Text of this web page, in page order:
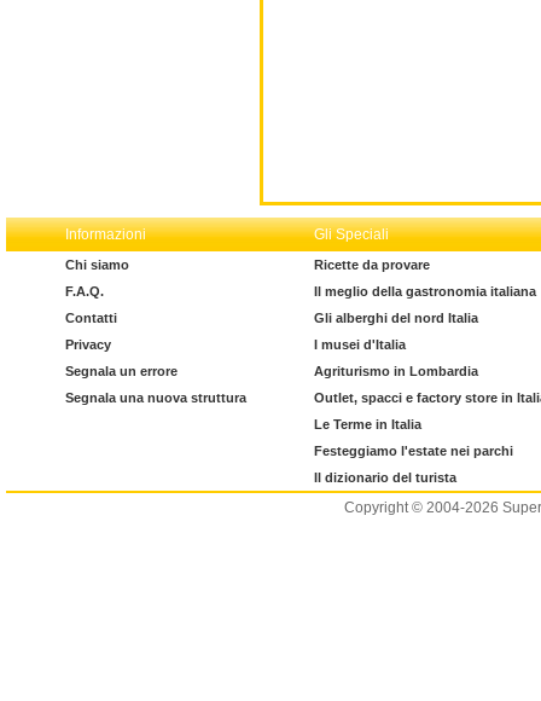
Informazioni Gli Speciali
Chi siamo
F.A.Q.
Contatti
Privacy
Segnala un errore
Segnala una nuova struttura
Ricette da provare
Il meglio della gastronomia italiana
Gli alberghi del nord Italia
I musei d'Italia
Agriturismo in Lombardia
Outlet, spacci e factory store in
Le Terme in Italia
Festeggiamo l'estate nei parchi
Il dizionario del turista
Copyright © 2004-2026